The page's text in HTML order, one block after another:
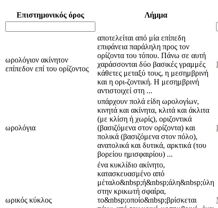
Επιστημονικός όρος Λήμμα
ωρολόγιον ακίνητον
επίπεδον επί του ορίζοντος
αποτελείται από μία επίπεδη
επιφάνεια παράληλη προς τον
ορίζοντα του τόπου. Πάνω σε αυτή
χαράσσονται δύο βασικές γραμμές
κάθετες μεταξύ τους, η μεσημβρινή
και η ορι-ζοντική. Η μεσημβρινή
αντιστοιχεί στη ...
ωρολόγια
υπάρχουν πολά είδη ωρολογίων,
κινητά και ακίνητα, κλιτά και άκλιτα
(με κλίση ή χωρίς), οριζοντικά
(βασιζόμενα στον ορίζοντα) και
πολικά (βασιζόμενα στον πόλο),
ανατολικά και δυτικά, αρκτικά (του
βορείου ημι­σφαιρίου) ...
ωρικός κύκλος
ένα κυκλίδιο ακίνητο,
κατασκευασμένο από
μέταλο&nbsp;ή&nbsp;άλη&nbsp;ύλη
στην κρικωτή σφαίρα,
το&nbsp;οποίο&nbsp;βρίσκεται